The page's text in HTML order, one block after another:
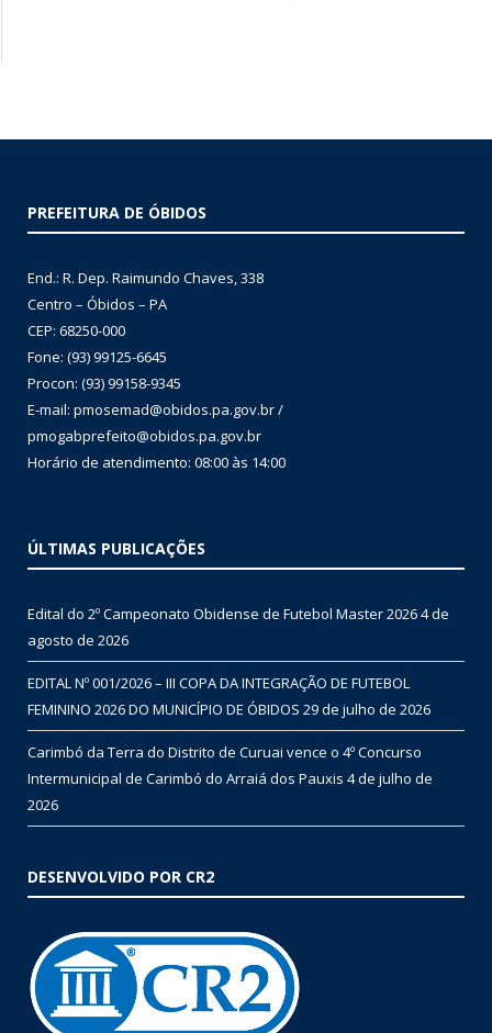
PREFEITURA DE ÓBIDOS
End.: R. Dep. Raimundo Chaves, 338
Centro – Óbidos – PA
CEP: 68250-000
Fone: (93) 99125-6645
Procon: (93) 99158-9345
E-mail: pmosemad@obidos.pa.gov.br /
pmogabprefeito@obidos.pa.gov.br
Horário de atendimento: 08:00 às 14:00
ÚLTIMAS PUBLICAÇÕES
Edital do 2º Campeonato Obidense de Futebol Master 20264 de
agosto de 2026
EDITAL Nº 001/2026 – III COPA DA INTEGRAÇÃO DE FUTEBOL
FEMININO 2026 DO MUNICÍPIO DE ÓBIDOS 29 de julho de 2026
Carimbó da Terra do Distrito de Curuai vence o 4º Concurso
Intermunicipal de Carimbó do Arraiá dos Pauxis 4 de julho de
2026
DESENVOLVIDO POR CR2